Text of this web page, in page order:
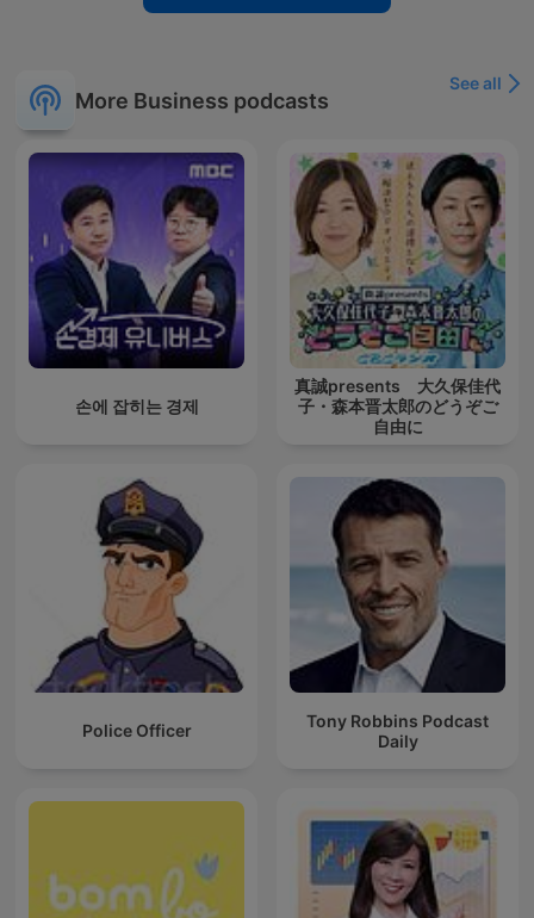
More Business podcasts
See all
손에 잡히는 경제
真誠presents 大久保佳代
子・森本晋太郎のどうぞご
自由に
Police Officer
Tony Robbins Podcast
Daily